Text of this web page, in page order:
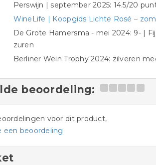
Perswijn | september 2025: 14.5/20
WineLife | Koopgids Lichte Rosé –
De Grote Hamersma - mei 2024: 9- |
zuren
Berliner Wein Trophy 2024: zilveren
beoordeling:
voor dit product,
een beoordeling